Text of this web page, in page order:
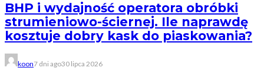
BHP i wydajność operatora obróbki
strumieniowo-ściernej. Ile naprawdę
kosztuje dobry kask do piaskowania?
koon7 dni ago30 lipca 2026